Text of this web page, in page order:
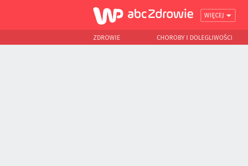
WIĘCEJ
ZDROWIE CHOROBY I DOLEGLIWOŚCI